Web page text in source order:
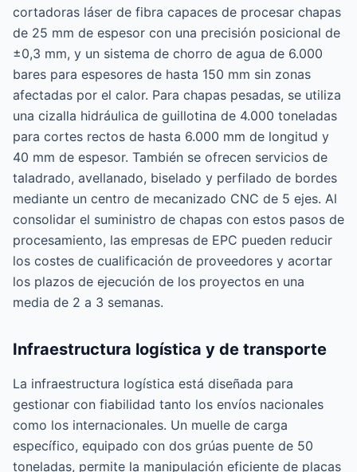
cortadoras láser de fibra capaces de procesar chapas
de 25 mm de espesor con una precisión posicional de
±0,3 mm, y un sistema de chorro de agua de 6.000
bares para espesores de hasta 150 mm sin zonas
afectadas por el calor. Para chapas pesadas, se utiliza
una cizalla hidráulica de guillotina de 4.000 toneladas
para cortes rectos de hasta 6.000 mm de longitud y
40 mm de espesor. También se ofrecen servicios de
taladrado, avellanado, biselado y perfilado de bordes
mediante un centro de mecanizado CNC de 5 ejes. Al
consolidar el suministro de chapas con estos pasos de
procesamiento, las empresas de EPC pueden reducir
los costes de cualificación de proveedores y acortar
los plazos de ejecución de los proyectos en una
media de 2 a 3 semanas.
Infraestructura logística y de transporte
La infraestructura logística está diseñada para
gestionar con fiabilidad tanto los envíos nacionales
como los internacionales. Un muelle de carga
específico, equipado con dos grúas puente de 50
toneladas, permite la manipulación eficiente de placas